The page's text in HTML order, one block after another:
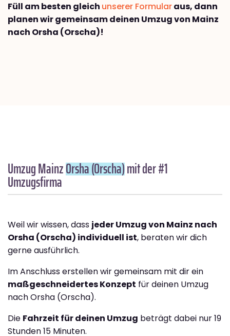
Füll am besten gleich unserer Formularaus, dann
planen wir gemeinsam deinen Umzug von Mainz
nach Orsha (Orscha)!
Umzug MainzOrsha (Orscha)mit der #1
Umzugsfirma
Weil wir wissen, dass jeder Umzug von Mainz nach
Orsha (Orscha) individuell ist, beraten wir dich
gerne ausführlich.
Im Anschluss erstellen wir gemeinsam mit dir ein
maßgeschneidertes Konzept für deinen Umzug
nach Orsha (Orscha).
Die Fahrzeit für deinen Umzug beträgt dabei nur 19
Stunden 15 Minuten.